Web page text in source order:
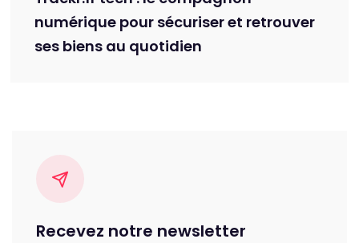
numérique pour sécuriser et retrouver
ses biens au quotidien
Recevez notre newsletter